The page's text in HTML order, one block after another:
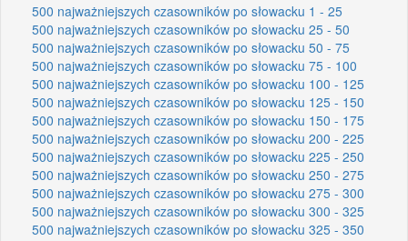
500 najważniejszych czasowników po słowacku 1 - 25
500 najważniejszych czasowników po słowacku 25 - 50
500 najważniejszych czasowników po słowacku 50 - 75
500 najważniejszych czasowników po słowacku 75 - 100
500 najważniejszych czasowników po słowacku 100 - 125
500 najważniejszych czasowników po słowacku 125 - 150
500 najważniejszych czasowników po słowacku 150 - 175
500 najważniejszych czasowników po słowacku 200 - 225
500 najważniejszych czasowników po słowacku 225 - 250
500 najważniejszych czasowników po słowacku 250 - 275
500 najważniejszych czasowników po słowacku 275 - 300
500 najważniejszych czasowników po słowacku 300 - 325
500 najważniejszych czasowników po słowacku 325 - 350